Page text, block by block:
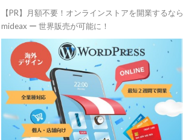
【PR】月額不要！オンラインストアを開業するなら
mideax ー 世界販売が可能に！